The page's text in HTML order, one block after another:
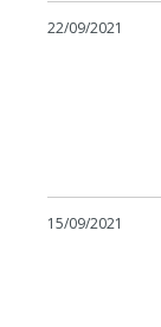
22/09/2021
15/09/2021